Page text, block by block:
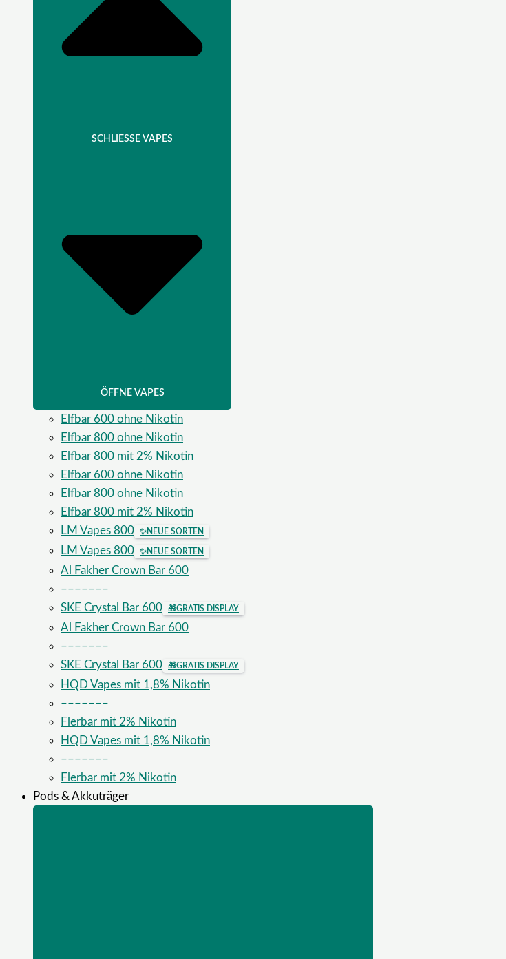
SCHLIESSE VAPES
ÖFFNE VAPES
Elfbar 600 ohne Nikotin
Elfbar 800 ohne Nikotin
Elfbar 800 mit 2% Nikotin
Elfbar 600 ohne Nikotin
Elfbar 800 ohne Nikotin
Elfbar 800 mit 2% Nikotin
LM Vapes 800
✨NEUE SORTEN
LM Vapes 800 ✨NEUE SORTEN
Al Fakher Crown Bar 600
–––––––
SKE Crystal Bar 600
🎁GRATIS DISPLAY
Al Fakher Crown Bar 600
–––––––
SKE Crystal Bar 600
🎁GRATIS DISPLAY
HQD Vapes mit 1,8% Nikotin
–––––––
Flerbar mit 2% Nikotin
HQD Vapes mit 1,8% Nikotin
–––––––
Flerbar mit 2% Nikotin
Pods & Akkuträger